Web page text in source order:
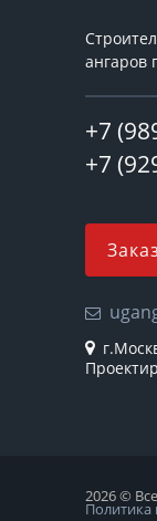
ангаров
+7
+7
2026 ©
Политика